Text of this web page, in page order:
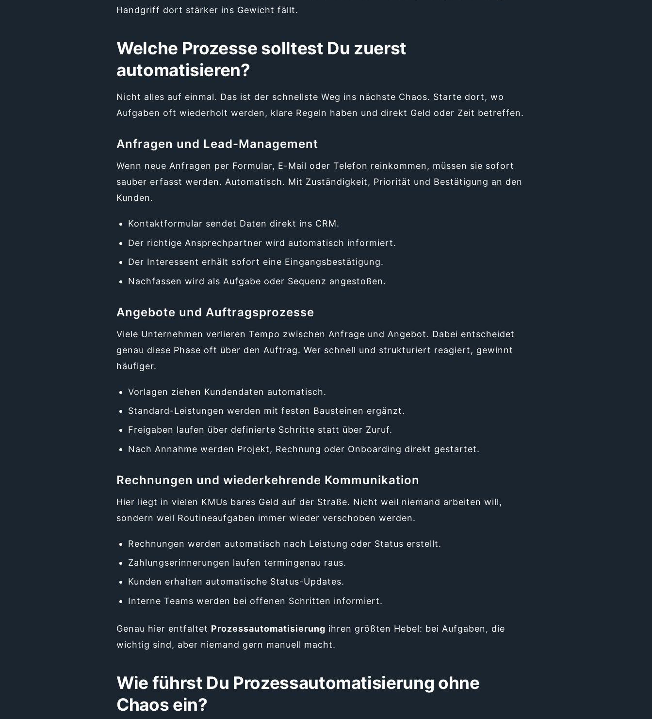
Handgriff dort stärker ins Gewicht fällt.
Welche Prozesse solltest Du zuerst
automatisieren?
Nicht alles auf einmal. Das ist der schnellste Weg ins nächste Chaos. Starte dort, wo
Aufgaben oft wiederholt werden, klare Regeln haben und direkt Geld oder Zeit betreffen.
Anfragen und Lead-Management
Wenn neue Anfragen per Formular, E-Mail oder Telefon reinkommen, müssen sie sofort
sauber erfasst werden. Automatisch. Mit Zuständigkeit, Priorität und Bestätigung an den
Kunden.
Kontaktformular sendet Daten direkt ins CRM.
Der richtige Ansprechpartner wird automatisch informiert.
Der Interessent erhält sofort eine Eingangsbestätigung.
Nachfassen wird als Aufgabe oder Sequenz angestoßen.
Angebote und Auftragsprozesse
Viele Unternehmen verlieren Tempo zwischen Anfrage und Angebot. Dabei entscheidet
genau diese Phase oft über den Auftrag. Wer schnell und strukturiert reagiert, gewinnt
häufiger.
Vorlagen ziehen Kundendaten automatisch.
Standard-Leistungen werden mit festen Bausteinen ergänzt.
Freigaben laufen über definierte Schritte statt über Zuruf.
Nach Annahme werden Projekt, Rechnung oder Onboarding direkt gestartet.
Rechnungen und wiederkehrende Kommunikation
Hier liegt in vielen KMUs bares Geld auf der Straße. Nicht weil niemand arbeiten will,
sondern weil Routineaufgaben immer wieder verschoben werden.
Rechnungen werden automatisch nach Leistung oder Status erstellt.
Zahlungserinnerungen laufen termingenau raus.
Kunden erhalten automatische Status-Updates.
Interne Teams werden bei offenen Schritten informiert.
Genau hier entfaltet Prozessautomatisierung ihren größten Hebel: bei Aufgaben, die
wichtig sind, aber niemand gern manuell macht.
Wie führst Du Prozessautomatisierung ohne
Chaos ein?